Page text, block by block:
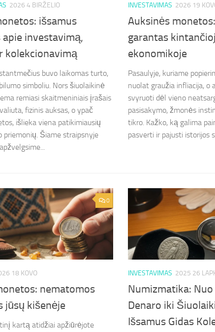
2026 4 BIRŽELIO
išsamus
apie investavimą,
kolekcionavimą
buvo laikomas turto,
simboliu. Nors šiuolaikinė
remiasi skaitmeniniais įrašais
fizinis auksas, o ypač
išlieka viena patikimiausių
priemonių. Šiame straipsnyje
INVESTAVIMAS 2026 19
Auksinės
garantas
ekonomikoje
Pasaulyje, kuriame
nuolat graužia infliacija, o
svyruoti dėl vieno
pasisakymo, žmonės
tikro. Kažko, ką galima
pasverti ir pajusti istorijos
0
18 KOVO
nematomos
jūsų kišenėje
kartą atidžiai apžiūrėjote
INVESTAVIMAS 2025 26
Numizmatika:
Denaro iki
Išsamus Gidas